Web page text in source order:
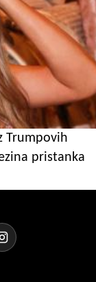
Trumpovih
pristanka